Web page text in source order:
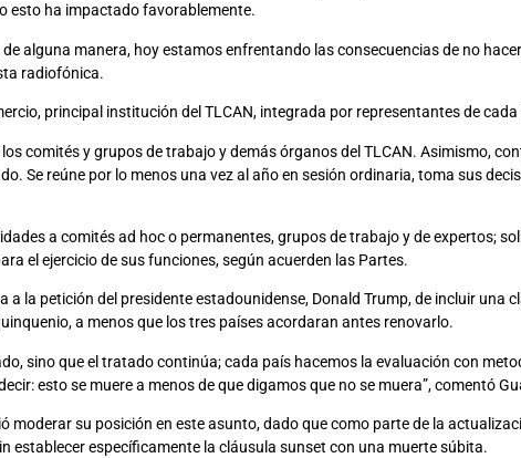
esto ha impactado favorablemente.
alguna manera, hoy estamos enfrentando las consecuencias de no
radiofónica.
principal institución del TLCAN, integrada por representantes de
comités y grupos de trabajo y demás órganos del TLCAN. Asimismo,
Se reúne por lo menos una vez al año en sesión ordinaria, toma sus
a comités ad hoc o permanentes, grupos de trabajo y de expertos;
el ejercicio de sus funciones, según acuerden las Partes.
la petición del presidente estadounidense, Donald Trump, de incluir una
a menos que los tres países acordaran antes renovarlo.
sino que el tratado continúa; cada país hacemos la evaluación con
esto se muere a menos de que digamos que no se muera”, comentó
moderar su posición en este asunto, dado que como parte de la
establecer específicamente la cláusula sunset con una muerte súbita.